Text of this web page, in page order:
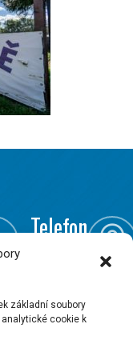
základní soubory
cookie k
Telefon 